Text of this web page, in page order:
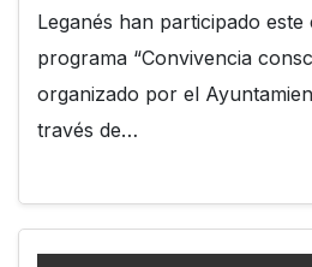
Leganés han participado
programa “Convivencia
organizado por el
través de…